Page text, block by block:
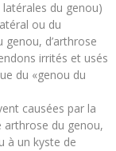
du genou)
ou du
d’arthrose
irrités et usés
du «genou du
causées par la
arthrose du genou,
à un kyste de